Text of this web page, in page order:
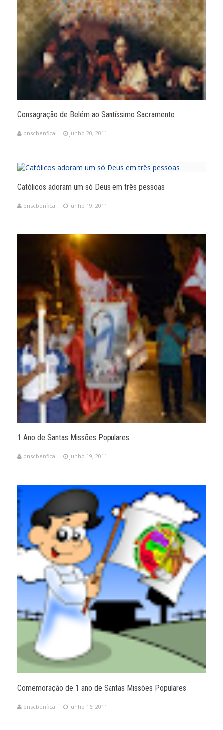
Consagração de Belém ao Santíssimo Sacramento
pnscbenfica junho 20, 2011
Católicos adoram um só Deus em três pessoas
pnscbenfica junho 19, 2011
1 Ano de Santas Missões Populares
pnscbenfica junho 19, 2011
Comemoração de 1 ano de Santas Missões Populares
pnscbenfica junho 16, 2011